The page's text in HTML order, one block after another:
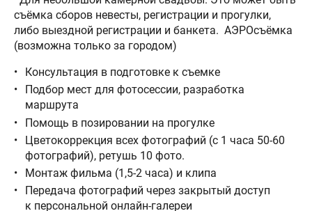
съёмка сборов невесты, регистрации и прогулки,
либо выездной регистрации и банкета. АЭРОсъёмка
(возможна только за городом)
Консультация в подготовке к съемке
Подбор мест для фотосессии, разработка
маршрута
Помощь в позировании на прогулке
Цветокоррекция всех фотографий (с 1 часа 50-60
фотографий), ретушь 10 фото.
Монтаж фильма (1,5-2 часа) и клипа
Передача фотографий через закрытый доступ
к персональной онлайн-галереи